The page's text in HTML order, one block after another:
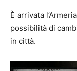
È arrivata
possibilità di
in città.